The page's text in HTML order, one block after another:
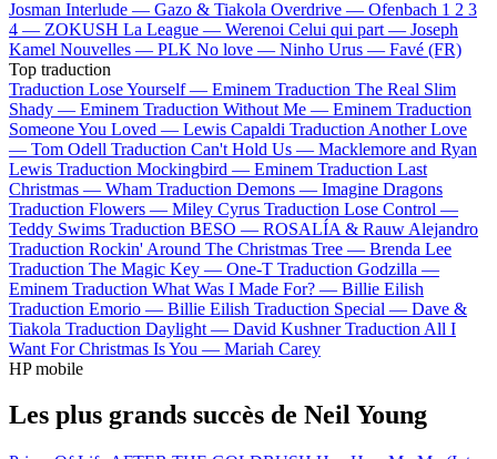
Josman Interlude — Gazo & Tiakola Overdrive — Ofenbach 1 2 3
4 — ZOKUSH La League — Werenoi Celui qui part — Joseph
Kamel Nouvelles — PLK No love — Ninho Urus — Favé (FR)
Top traduction
Traduction Lose Yourself — Eminem Traduction The Real Slim
Shady — Eminem Traduction Without Me — Eminem Traduction
Someone You Loved — Lewis Capaldi Traduction Another Love
— Tom Odell Traduction Can't Hold Us — Macklemore and Ryan
Lewis Traduction Mockingbird — Eminem Traduction Last
Christmas — Wham Traduction Demons — Imagine Dragons
Traduction Flowers — Miley Cyrus Traduction Lose Control —
Teddy Swims Traduction BESO — ROSALÍA & Rauw Alejandro
Traduction Rockin' Around The Christmas Tree — Brenda Lee
Traduction The Magic Key — One-T Traduction Godzilla —
Eminem Traduction What Was I Made For? — Billie Eilish
Traduction Emorio — Billie Eilish Traduction Special — Dave &
Tiakola Traduction Daylight — David Kushner Traduction All I
Want For Christmas Is You — Mariah Carey
HP mobile
Les plus grands succès de Neil Young